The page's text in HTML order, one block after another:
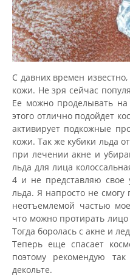
С давних времен
кожи. Не зря сейчас
Ее можно проделывать
этого отлично подойдет
активирует подкожные
кожи. Так же кубики льда
при лечении акне и
льда для лица
4 и не представляю свое
льда. Я напросто не смогу
неотъемлемой частью
что можно протирать лицо
Тогда боролась с акне и
Теперь еще спасает
поэтому рекомендую
декольте.